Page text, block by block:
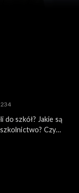
234
szkół? Jakie są
Czy
System edukacji